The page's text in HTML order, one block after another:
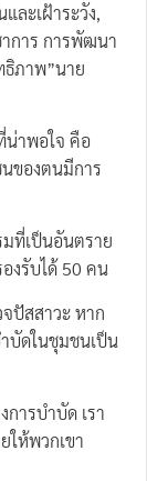
ละเฝ้าระวัง,​
การ การพัฒนา
ธิภาพ”นาย
น่าพอใจ คือ
ของตนมีการ
มที่เป็นอันตราย
งรับได้ 50 คน
ปัสสาวะ หาก
บัดในชุมชนเป็น
ารบำบัด เรา
ห้พวกเขา